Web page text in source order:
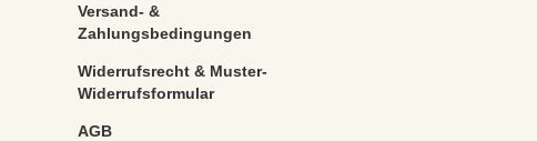
Versand- &
Zahlungsbedingungen
Widerrufsrecht & Muster-
Widerrufsformular
AGB